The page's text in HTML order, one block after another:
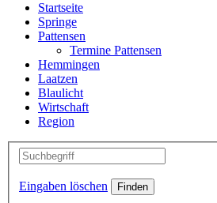
Startseite
Springe
Pattensen
Termine Pattensen
Hemmingen
Laatzen
Blaulicht
Wirtschaft
Region
Eingaben löschen